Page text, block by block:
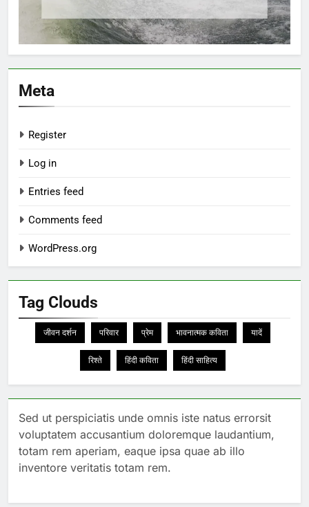
Meta
Register
Log in
Entries feed
Comments feed
WordPress.org
Tag Clouds
जीवन दर्शन परिवार प्रेम भावनात्मक कविता यादें
रिश्ते हिंदी कविता हिंदी साहित्य
Sed ut perspiciatis unde omnis iste natus errorsit
voluptatem accusantium doloremque laudantium,
totam rem aperiam, eaque ipsa quae ab illo
inventore veritatis totam rem.